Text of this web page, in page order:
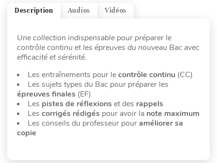
Vidéos
Audios
Description
Une collection indispensable pour préparer le
contrôle continu et les épreuves du nouveau Bac avec
efficacité et sérénité.
Les entraînements pour lecontrôle continu (CC)
Les sujets types du Bac pour préparer les
épreuves finales (EF)
Les pistes de réflexions et des rappels
Les corrigés rédigés pour avoir la note maximum
Les conseils du professeur pouraméliorer sa
copie